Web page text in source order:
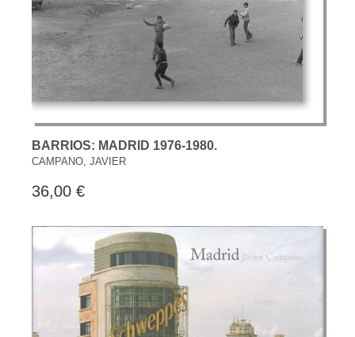
BARRIOS: MADRID 1976-1980.
CAMPANO, JAVIER
36,00 €